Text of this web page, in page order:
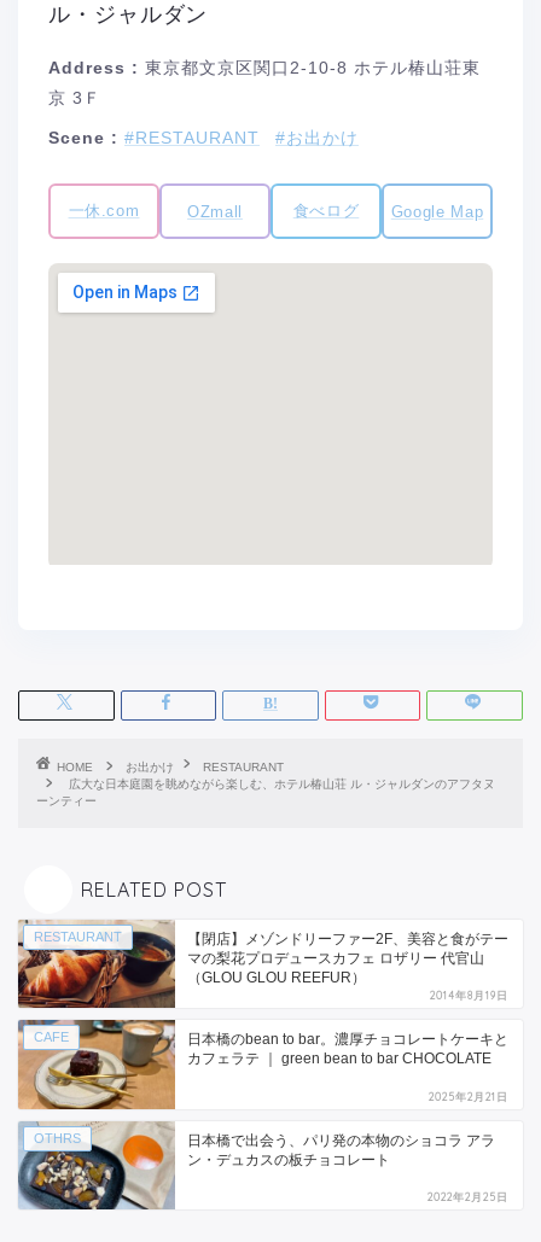
ル・ジャルダン
Address : 東京都文京区関口2-10-8 ホテル椿山荘東
京 3Ｆ
Scene : #RESTAURANT #お出かけ
一休.com OZmall 食べログ Google Map
HOME お出かけ
RESTAURANT
広大な日本庭園を眺めながら楽しむ、ホテル椿山荘 ル・ジャルダンのアフタヌ
ーンティー
RELATED POST
RESTAURANT
【閉店】メゾンドリーファー2F、美容と食がテー
マの梨花プロデュースカフェ ロザリー 代官山
（GLOU GLOU REEFUR）
2014年8月19日
CAFE
日本橋のbean to bar。濃厚チョコレートケーキと
カフェラテ ｜ green bean to bar CHOCOLATE
2025年2月21日
OTHRS
日本橋で出会う、パリ発の本物のショコラ アラ
ン・デュカスの板チョコレート
2022年2月25日